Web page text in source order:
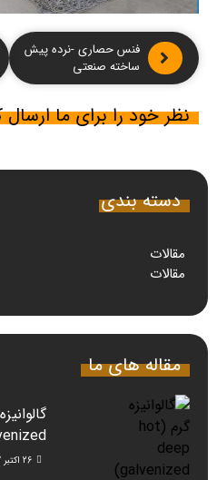
فنس حصاری -نرده پیش
ساخته صنعتی
نظر خود را برای ما ارسال
دسته بندی
مقالات
مقالات
مقاله های ما
26 اکتبر 2017